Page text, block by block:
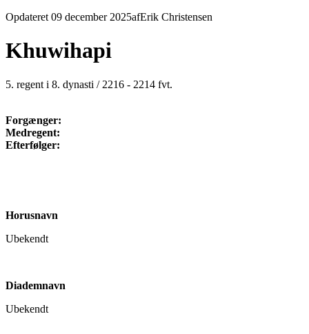
Opdateret 09 december 2025afErik Christensen
Khuwihapi
5. regent i 8. dynasti / 2216 - 2214 fvt.
Forgænger:
Medregent:
Efterfølger:
Horusnavn
Ubekendt
Diademnavn
Ubekendt